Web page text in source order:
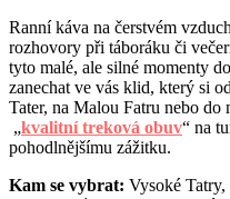
Ranní káva na čerstvém
rozhovory při táboráku či
tyto malé, ale silné momenty
zanechat ve vás klid, který si
Tater, na Malou Fatru nebo do
„kvalitní treková obuv“ na
pohodlnějšímu zážitku.
Kam se vybrat: Vysoké